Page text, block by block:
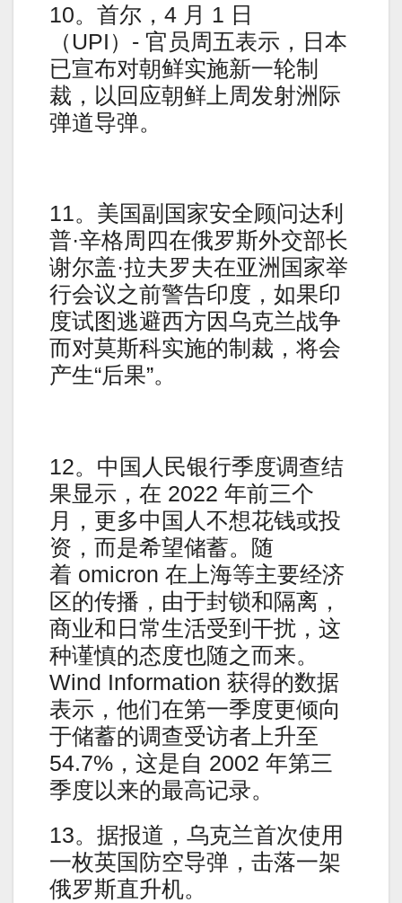
10。首尔，4 月 1 日
（UPI）- 官员周五表示，日本
已宣布对朝鲜实施新一轮制
裁，以回应朝鲜上周发射洲际
弹道导弹。
11。美国副国家安全顾问达利
普·辛格周四在俄罗斯外交部长
谢尔盖·拉夫罗夫在亚洲国家举
行会议之前警告印度，如果印
度试图逃避西方因乌克兰战争
而对莫斯科实施的制裁，将会
产生“后果”。
12。中国人民银行季度调查结
果显示，在 2022 年前三个
月，更多中国人不想花钱或投
资，而是希望储蓄。随
着 omicron 在上海等主要经济
区的传播，由于封锁和隔离，
商业和日常生活受到干扰，这
种谨慎的态度也随之而来。
Wind Information 获得的数据
表示，他们在第一季度更倾向
于储蓄的调查受访者上升至
54.7%，这是自 2002 年第三
季度以来的最高记录。
13。据报道，乌克兰首次使用
一枚英国防空导弹，击落一架
俄罗斯直升机。